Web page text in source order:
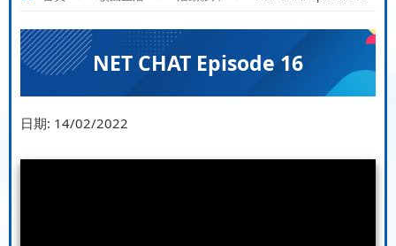
NET CHAT Episode 16
日期: 14/02/2022